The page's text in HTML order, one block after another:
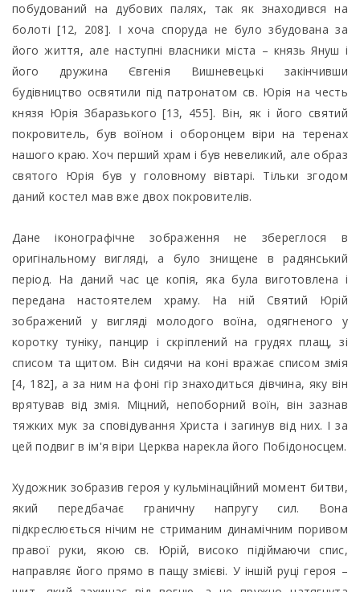
побудований на дубових палях, так як знаходився на
болоті [12, 208]. І хоча споруда не було збудована за
його життя, але наступні власники міста – князь Януш і
його дружина Євгенія Вишневецькі закінчивши
будівництво освятили під патронатом св. Юрія на честь
князя Юрія Збаразького [13, 455]. Він, як і його святий
покровитель, був воїном і оборонцем віри на теренах
нашого краю. Хоч перший храм і був невеликий, але образ
святого Юрія був у головному вівтарі. Тільки згодом
даний костел мав вже двох покровителів.
Дане іконографічне зображення не збереглося в
оригінальному вигляді, а було знищене в радянський
період. На даний час це копія, яка була виготовлена і
передана настоятелем храму. На ній Святий Юрій
зображений у вигляді молодого воїна, одягненого у
коротку туніку, панцир і скріплений на грудях плащ, зі
списом та щитом. Він сидячи на коні вражає списом змія
[4, 182], а за ним на фоні гір знаходиться дівчина, яку він
врятував від змія. Міцний, непоборний воїн, він зазнав
тяжких мук за сповідування Христа і загинув від них. І за
цей подвиг в ім'я віри Церква нарекла його Побідоносцем.
Художник зобразив героя у кульмінаційний момент битви,
який передбачає граничну напругу сил. Вона
підкреслюється нічим не стриманим динамічним поривом
правої руки, якою св. Юрій, високо підіймаючи спис,
направляє його прямо в пащу змієві. У іншій руці героя –